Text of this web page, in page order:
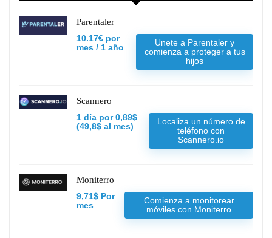
Parentaler
10.17€ por
mes / 1 año
Unete a Parentaler y
comienza a proteger a tus
hijos
Scannero
1 día por 0,89$
(49,8$ al mes)
Localiza un número de
teléfono con
Scannero.io
Moniterro
9,71$ Por
mes
Comienza a monitorear
móviles con Moniterro